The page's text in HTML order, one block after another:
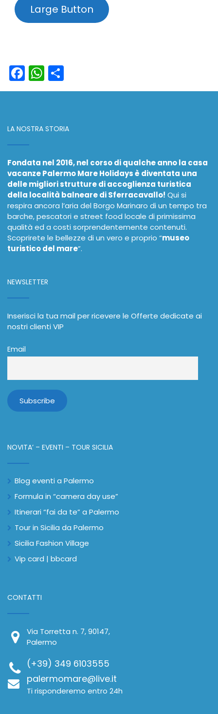
Large Button
Facebook
WhatsApp
LA NOSTRA STORIA
Fondata nel 2016, nel corso di qualche anno la casa
vacanze Palermo Mare Holidays è diventata una
delle migliori strutture di accoglienza turistica
della località balneare di Sferracavallo! Qui si
respira ancora l’aria del Borgo Marinaro di un tempo tra
barche, pescatori e street food locale di primissima
qualità ed a costi sorprendentemente contenuti.
Scoprirete le bellezze di un vero e proprio “museo
turistico del mare”.
NEWSLETTER
Inserisci la tua mail per ricevere le Offerte dedicate ai
nostri clienti VIP
Email
NOVITA’ – EVENTI – TOUR SICILIA
Blog eventi a Palermo
Formula in “camera day use”
Itinerari “fai da te” a Palermo
Tour in Sicilia da Palermo
Sicilia Fashion Village
Vip card | bbcard
CONTATTI
Via Torretta n. 7, 90147,
Palermo
(+39) 349 6103555
palermomare@live.it
Ti risponderemo entro 24h